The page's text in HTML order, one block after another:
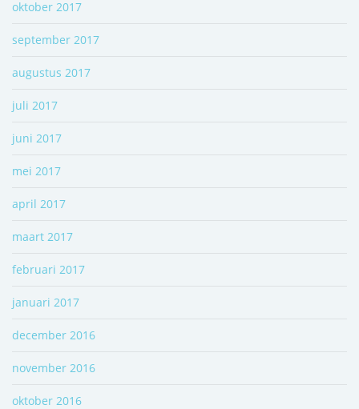
oktober 2017
september 2017
augustus 2017
juli 2017
juni 2017
mei 2017
april 2017
maart 2017
februari 2017
januari 2017
december 2016
november 2016
oktober 2016